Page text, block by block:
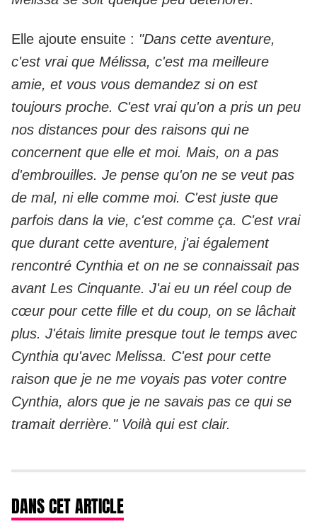
Elle ajoute ensuite : "Dans cette aventure,
c'est vrai que Mélissa, c'est ma meilleure
amie, et vous vous demandez si on est
toujours proche. C'est vrai qu'on a pris un peu
nos distances pour des raisons qui ne
concernent que elle et moi. Mais, on a pas
d'embrouilles. Je pense qu'on ne se veut pas
de mal, ni elle comme moi. C'est juste que
parfois dans la vie, c'est comme ça. C'est vrai
que durant cette aventure, j'ai également
rencontré Cynthia et on ne se connaissait pas
avant Les Cinquante. J'ai eu un réel coup de
cœur pour cette fille et du coup, on se lâchait
plus. J'étais limite presque tout le temps avec
Cynthia qu'avec Melissa. C'est pour cette
raison que je ne me voyais pas voter contre
Cynthia, alors que je ne savais pas ce qui se
tramait derrière." Voilà qui est clair.
DANS CET ARTICLE